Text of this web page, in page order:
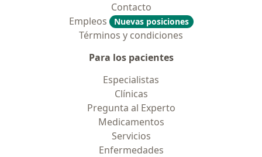
Contacto
Empleos
Nuevas posiciones
Términos y condiciones
Para los pacientes
Especialistas
Clínicas
Pregunta al Experto
Medicamentos
Servicios
Enfermedades